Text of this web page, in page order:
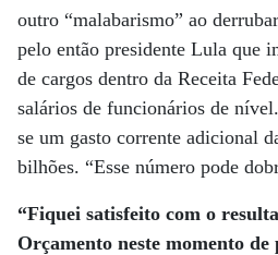
outro “malabarismo” ao
pelo então presidente Lula que
de cargos dentro da Receita
salários de funcionários de
se um gasto corrente adicional
bilhões. “Esse número pode
“Fiquei satisfeito com o
Orçamento neste momento de